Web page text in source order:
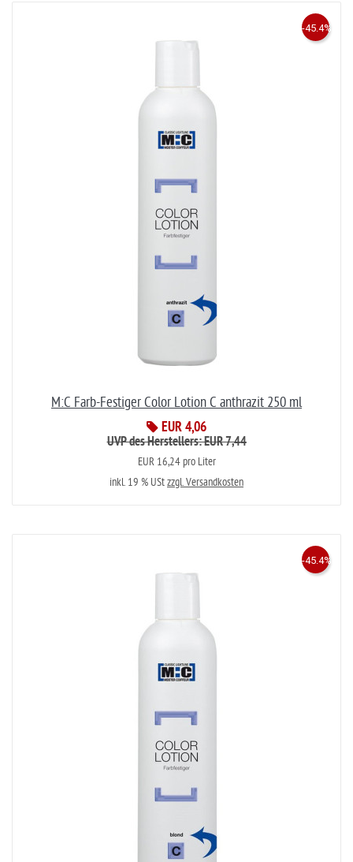
M:C Farb-Festiger Color Lotion C anthrazit 250 ml
EUR 4,06
-45.4%
UVP des Herstellers: EUR 7,44
EUR 16,24 pro Liter
inkl. 19 % UStzzgl. Versandkosten
-45.4%